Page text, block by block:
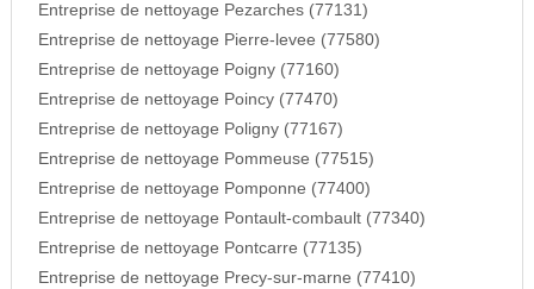
Entreprise de nettoyage Pezarches (77131)
Entreprise de nettoyage Pierre-levee (77580)
Entreprise de nettoyage Poigny (77160)
Entreprise de nettoyage Poincy (77470)
Entreprise de nettoyage Poligny (77167)
Entreprise de nettoyage Pommeuse (77515)
Entreprise de nettoyage Pomponne (77400)
Entreprise de nettoyage Pontault-combault (77340)
Entreprise de nettoyage Pontcarre (77135)
Entreprise de nettoyage Precy-sur-marne (77410)